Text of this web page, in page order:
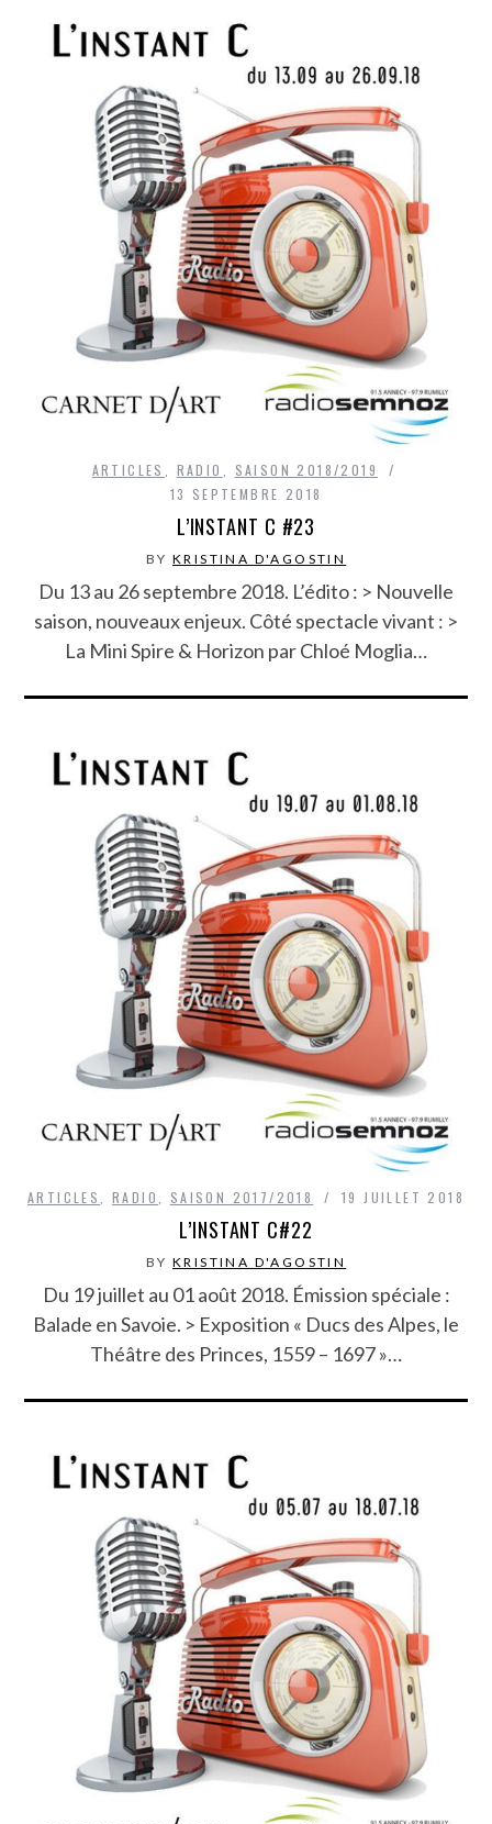
ARTICLES RADIO
SAISON 2018/2019
13 SEPTEMBRE 2018
L’INSTANT C #23
BY KRISTINA D'AGOSTIN
Du 13 au 26 septembre 2018. L’édito : > Nouvelle
saison, nouveaux enjeux. Côté spectacle vivant : >
La Mini Spire & Horizon par Chloé Moglia…
ARTICLES RADIO SAISON 2017/2018 19 JUILLET 2018
L’INSTANT C#22
BY KRISTINA D'AGOSTIN
Du 19 juillet au 01 août 2018. Émission spéciale :
Balade en Savoie. > Exposition « Ducs des Alpes, le
Théâtre des Princes, 1559 – 1697 »…